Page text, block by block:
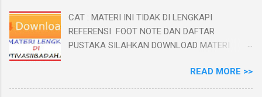
setelah al-Qur'an, keotentikan sunnah menjadi
keharusan untuk dipelajari dan dikaji oleh setiap
muslim. Sebab, meskipun Allah Swt, telah
fitnah dan hujatan terhadap sunnah dan para
ulamanya,juga tidak pernah berhenti.Kenyataan
CAT : MATERI INI TIDAK DI LENGKAPI
REFERENSI FOOT NOTE DAN DAFTAR
PUSTAKA SILAHKAN DOWNLOAD MATERI
MOTIVASIIBADAH.COM - MEMAHAMI AYAT
DENGAN AYAT - TAFSIR BIL MA'TSUR A.
READ MORE >>